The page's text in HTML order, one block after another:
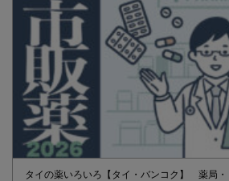
タイの薬いろいろ【タイ・バンコク】 薬局・